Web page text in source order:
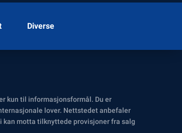
Diverse
kun til informasjonsformål. Du er
lover. Nettstedet anbefaler
kan motta tilknyttede provisjoner fra salg